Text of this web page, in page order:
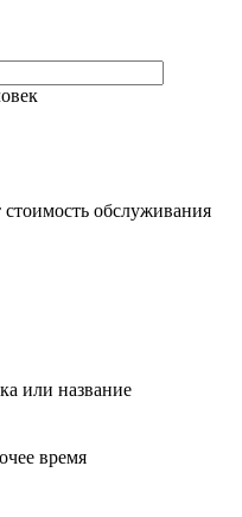
стоимость обслуживания
или название
время